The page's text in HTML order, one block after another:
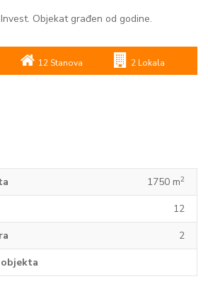
Objekat građen od godine.
12 Stanova 2 Lokala
1750 m2
12
2